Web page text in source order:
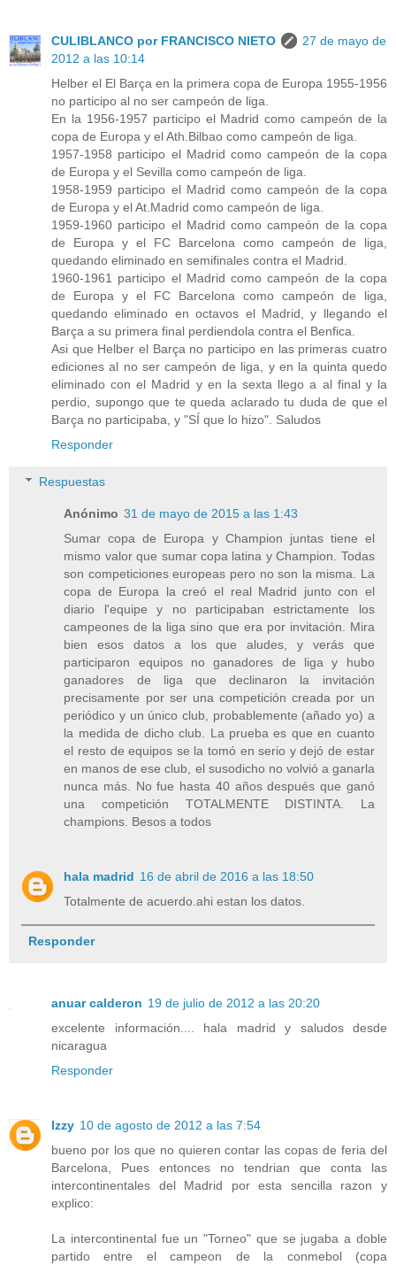
CULIBLANCO por FRANCISCO NIETO
27 de mayo de
2012 a las 10:14
Helber el El Barça en la primera copa de Europa 1955-1956
no participo al no ser campeón de liga.
En la 1956-1957 participo el Madrid como campeón de la
copa de Europa y el Ath.Bilbao como campeón de liga.
1957-1958 participo el Madrid como campeón de la copa
de Europa y el Sevilla como campeón de liga.
1958-1959 participo el Madrid como campeón de la copa
de Europa y el At.Madrid como campeón de liga.
1959-1960 participo el Madrid como campeón de la copa
de Europa y el FC Barcelona como campeón de liga,
quedando eliminado en semifinales contra el Madrid.
1960-1961 participo el Madrid como campeón de la copa
de Europa y el FC Barcelona como campeón de liga,
quedando eliminado en octavos el Madrid, y llegando el
Barça a su primera final perdiendola contra el Benfica.
Asi que Helber el Barça no participo en las primeras cuatro
ediciones al no ser campeón de liga, y en la quinta quedo
eliminado con el Madrid y en la sexta llego a al final y la
perdio, supongo que te queda aclarado tu duda de que el
Barça no participaba, y "SÍ que lo hizo". Saludos
Responder
Respuestas
Anónimo 31 de mayo de 2015 a las 1:43
Sumar copa de Europa y Champion juntas tiene el
mismo valor que sumar copa latina y Champion. Todas
son competiciones europeas pero no son la misma. La
copa de Europa la creó el real Madrid junto con el
diario l'equipe y no participaban estrictamente los
campeones de la liga sino que era por invitación. Mira
bien esos datos a los que aludes, y verás que
participaron equipos no ganadores de liga y hubo
ganadores de liga que declinaron la invitación
precisamente por ser una competición creada por un
periódico y un único club, probablemente (añado yo) a
la medida de dicho club. La prueba es que en cuanto
el resto de equipos se la tomó en serio y dejó de estar
en manos de ese club, el susodicho no volvió a ganarla
nunca más. No fue hasta 40 años después que ganó
una competición TOTALMENTE DISTINTA. La
champions. Besos a todos
hala madrid 16 de abril de 2016 a las 18:50
Totalmente de acuerdo.ahi estan los datos.
Responder
anuar calderon 19 de julio de 2012 a las 20:20
excelente información.... hala madrid y saludos desde
nicaragua
Responder
Izzy 10 de agosto de 2012 a las 7:54
bueno por los que no quieren contar las copas de feria del
Barcelona, Pues entonces no tendrian que conta las
intercontinentales del Madrid por esta sencilla razon y
explico:
La intercontinental fue un "Torneo" que se jugaba a doble
partido entre el campeon de la conmebol (copa